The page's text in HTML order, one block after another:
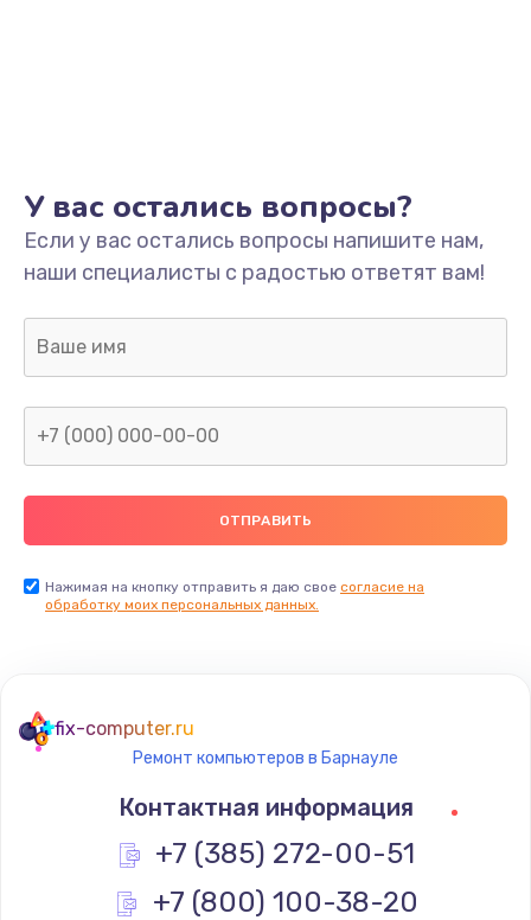
У вас остались вопросы?
Если у вас остались вопросы напишите нам,
наши специалисты с радостью ответят вам!
Нажимая на кнопку отправить я даю свое согласие на
обработку моих персональных данных.
fix-computer.ru
Ремонт компьютеров в Барнауле
Контактная информация
+7 (385) 272-00-51
+7 (800) 100-38-20